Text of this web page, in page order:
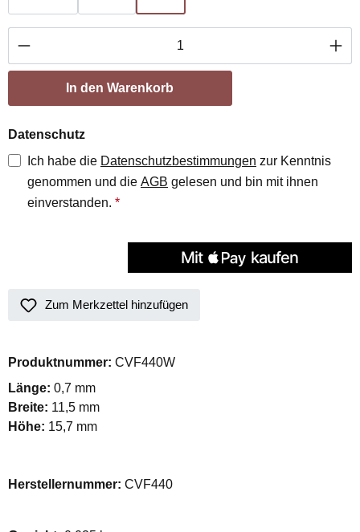
Produkt Anzahl: Gib den gewünschten
In den Warenkorb
Datenschutz
Ich habe die Datenschutzbestimmungen zur Kenntnis
genommen und die AGB gelesen und bin mit ihnen
einverstanden. *
Zum Merkzettel hinzufügen
Produktnummer: CVF440W
Länge: 0,7 mm
Breite: 11,5 mm
Höhe: 15,7 mm
Herstellernummer: CVF440